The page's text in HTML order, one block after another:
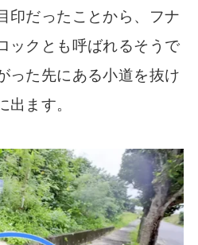
印だったことから、フナ
ックとも呼ばれるそうで
った先にある小道を抜け
出ます。